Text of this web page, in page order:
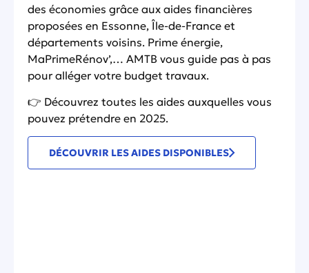
des économies grâce aux aides financières
proposées en Essonne, Île-de-France et
départements voisins. Prime énergie,
MaPrimeRénov’,… AMTB vous guide pas à pas
pour alléger votre budget travaux.
👉 Découvrez toutes les aides auxquelles vous
pouvez prétendre en 2025.
DÉCOUVRIR LES AIDES DISPONIBLES